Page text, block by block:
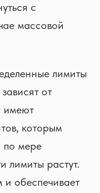
с
массовой
лимиты
от
имеют
которым
по мере
лимиты растут.
и обеспечивает